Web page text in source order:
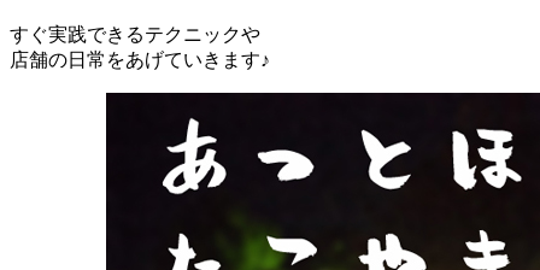
すぐ実践できるテクニックや
店舗の日常をあげていきます♪